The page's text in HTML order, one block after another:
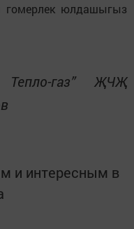
гомерлек юлдашыгыз
газ” ҖЧҖ
и интересным в